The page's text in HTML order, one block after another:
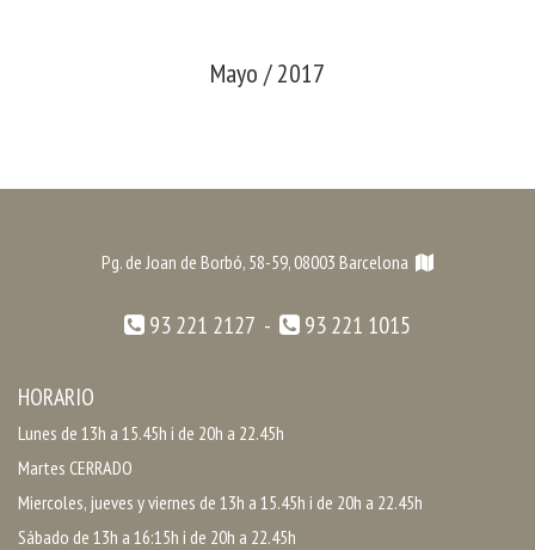
Mayo / 2017
Pg. de Joan de Borbó, 58-59, 08003 Barcelona
93 221 2127 - 93 221 1015
HORARIO
Lunes de 13h a 15.45h i de 20h a 22.45h
Martes CERRADO
Miercoles, jueves y viernes de 13h a 15.45h i de 20h a 22.45h
Sábado de 13h a 16:15h i de 20h a 22.45h